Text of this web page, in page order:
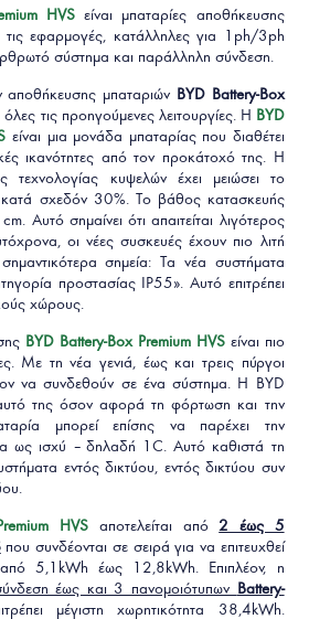
HVS είναι μπαταρίες αποθήκευσης
εφαρμογές, κατάλληλες για 1ph/3ph
σύστημα και παράλληλη σύνδεση.
αποθήκευσης μπαταριών BYD Battery-Box
όλες τις προηγούμενες λειτουργίες. Η BYD
είναι μια μονάδα μπαταρίας που διαθέτει
ικανότητες από τον προκάτοχό της. Η
τεχνολογίας κυψελών έχει μειώσει το
σχεδόν 30%. Το βάθος κατασκευής
Αυτό σημαίνει ότι απαιτείται λιγότερος
οι νέες συσκευές έχουν πιο λιτή
σημεία: Τα νέα συστήματα
προστασίας IP55». Αυτό επιτρέπει
χώρους.
BYD Battery-Box Premium HVSείναι πιο
Με τη νέα γενιά, έως και τρεις πύργοι
να συνδεθούν σε ένα σύστημα. Η BYD
της όσον αφορά τη φόρτωση και την
μπορεί επίσης να παρέχει την
ως ισχύ – δηλαδή 1C. Αυτό καθιστά τη
εντός δικτύου, εντός δικτύου συν
HVS αποτελείται από2 έως 5
που συνδέονται σε σειρά για να επιτευχθεί
από 5,1kWh έως 12,8kWh. Επιπλέον, η
έως και 3 πανομοιότυπων Battery-
μέγιστη χωρητικότητα 38,4kWh.